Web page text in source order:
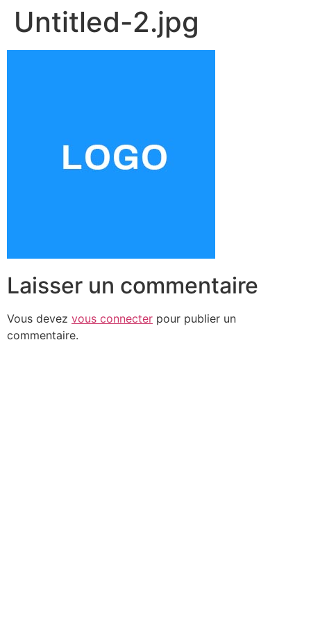
Untitled-2.jpg
Laisser un commentaire
Vous devez vous connecter pour publier un
commentaire.